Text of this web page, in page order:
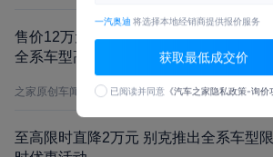
售价12万元起 可定制多项专属细节 仰望
全系车型高定版上市
之家原创车闻 5649浏览 2026/08/
至高限时直降2万元 别克推出全系车型限
一汽奥迪 将选择本地经销商提供报价服务
获取最低成交价
已阅读并同意 《汽车之家隐私政策-询价